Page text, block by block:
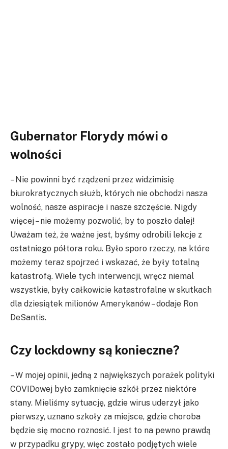
Gubernator Florydy mówi o
wolności
– Nie powinni być rządzeni przez widzimisię
biurokratycznych służb, których nie obchodzi nasza
wolność, nasze aspiracje i nasze szczęście. Nigdy
więcej – nie możemy pozwolić, by to poszło dalej!
Uważam też, że ważne jest, byśmy odrobili lekcje z
ostatniego półtora roku. Było sporo rzeczy, na które
możemy teraz spojrzeć i wskazać, że były totalną
katastrofą. Wiele tych interwencji, wręcz niemal
wszystkie, były całkowicie katastrofalne w skutkach
dla dziesiątek milionów Amerykanów – dodaje Ron
DeSantis.
Czy lockdowny są konieczne?
– W mojej opinii, jedną z największych porażek polityki
COVIDowej było zamknięcie szkół przez niektóre
stany. Mieliśmy sytuację, gdzie wirus uderzył jako
pierwszy, uznano szkoły za miejsce, gdzie choroba
będzie się mocno roznosić. I jest to na pewno prawdą
w przypadku grypy, więc zostało podjętych wiele